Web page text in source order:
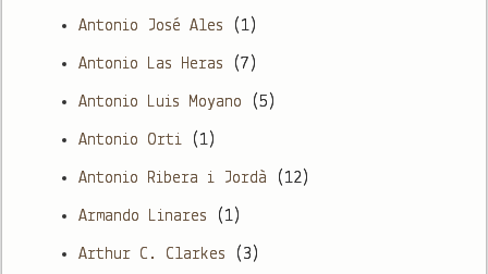
Antonio José Ales (1)
Antonio Las Heras (7)
Antonio Luis Moyano (5)
Antonio Orti (1)
Antonio Ribera i Jordà (12)
Armando Linares (1)
Arthur C. Clarkes (3)